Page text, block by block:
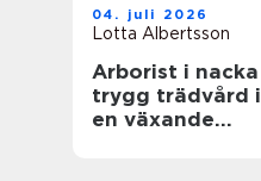
04. juli 2026
Lotta Albertsson
Arborist i nacka
trygg trädvård i
en växande